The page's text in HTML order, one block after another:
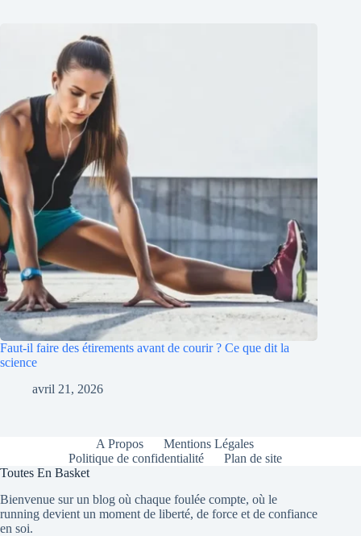
Faut-il faire des étirements avant de courir ? Ce que dit la
science
avril 21, 2026
A Propos
Mentions Légales
Politique de confidentialité
Plan de site
Toutes En Basket
Bienvenue sur un blog où chaque foulée compte, où le
running devient un moment de liberté, de force et de confiance
en soi.